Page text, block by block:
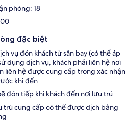
phòng: 18
đặc biệt
vụ đón khách từ sân bay (có thể áp
dụng dịch vụ, khách phải liên hệ nơi
liên hệ được cung cấp trong xác nhận
khi đến
đón tiếp khi khách đến nơi lưu trú
trú cung cấp có thể được dịch bằng